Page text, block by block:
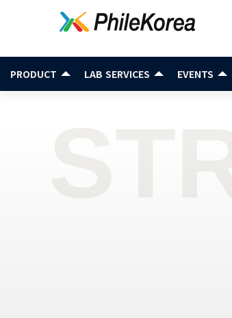
PRODUCT LAB SERVICES EVENTS